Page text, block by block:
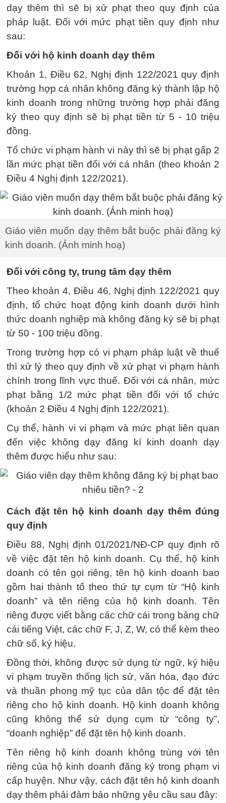
dạy thêm thì sẽ bị xử phạt theo quy định của
pháp luật. Đối với mức phạt tiền quy định như
sau:
Đối với hộ kinh doanh dạy thêm
Khoản 1, Điều 62, Nghị định 122/2021 quy định
trường hợp cá nhân không đăng ký thành lập hộ
kinh doanh trong những trường hợp phải đăng
ký theo quy định sẽ bị phạt tiền từ 5 - 10 triệu
đồng.
Tổ chức vi phạm hành vi này thì sẽ bị phạt gấp 2
lần mức phạt tiền đối với cá nhân (theo khoản 2
Điều 4 Nghị định 122/2021).
Giáo viên muốn dạy thêm bắt buộc phải đăng ký
kinh doanh. (Ảnh minh hoạ)
Đối với công ty, trung tâm dạy thêm
Theo khoản 4, Điều 46, Nghị định 122/2021 quy
định, tổ chức hoạt động kinh doanh dưới hình
thức doanh nghiệp mà không đăng ký sẽ bị phạt
từ 50 - 100 triệu đồng.
Trong trường hợp có vi phạm pháp luật về thuế
thì xử lý theo quy định về xử phạt vi phạm hành
chính trong lĩnh vực thuế. Đối với cá nhân, mức
phạt bằng 1/2 mức phạt tiền đối với tổ chức
(khoản 2 Điều 4 Nghị định 122/2021).
Cụ thể, hành vi vi phạm và mức phạt liên quan
đến việc không dạy đăng kí kinh doanh dạy
thêm được hiểu như sau:
Cách đặt tên hộ kinh doanh dạy thêm đúng
quy định
Điều 88, Nghị định 01/2021/NĐ-CP quy định rõ
về việc đặt tên hộ kinh doanh. Cụ thể, hộ kinh
doanh có tên gọi riêng, tên hộ kinh doanh bao
gồm hai thành tố theo thứ tự cụm từ “Hộ kinh
doanh” và tên riêng của hộ kinh doanh. Tên
riêng được viết bằng các chữ cái trong bảng chữ
cái tiếng Việt, các chữ F, J, Z, W, có thể kèm theo
chữ số, ký hiệu.
Đồng thời, không được sử dụng từ ngữ, ký hiệu
vi phạm truyền thống lịch sử, văn hóa, đạo đức
và thuần phong mỹ tục của dân tộc để đặt tên
riêng cho hộ kinh doanh. Hộ kinh doanh không
cũng không thể sử dụng cụm từ “công ty”,
“doanh nghiệp” để đặt tên hộ kinh doanh.
Tên riêng hộ kinh doanh không trùng với tên
riêng của hộ kinh doanh đăng ký trong phạm vi
cấp huyện. Như vậy, cách đặt tên hộ kinh doanh
dạy thêm phải đảm bảo những yêu cầu sau đây: